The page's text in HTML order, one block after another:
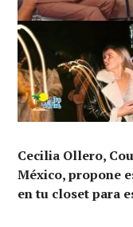
Cecilia Ollero,
México, propone
en tu closet para